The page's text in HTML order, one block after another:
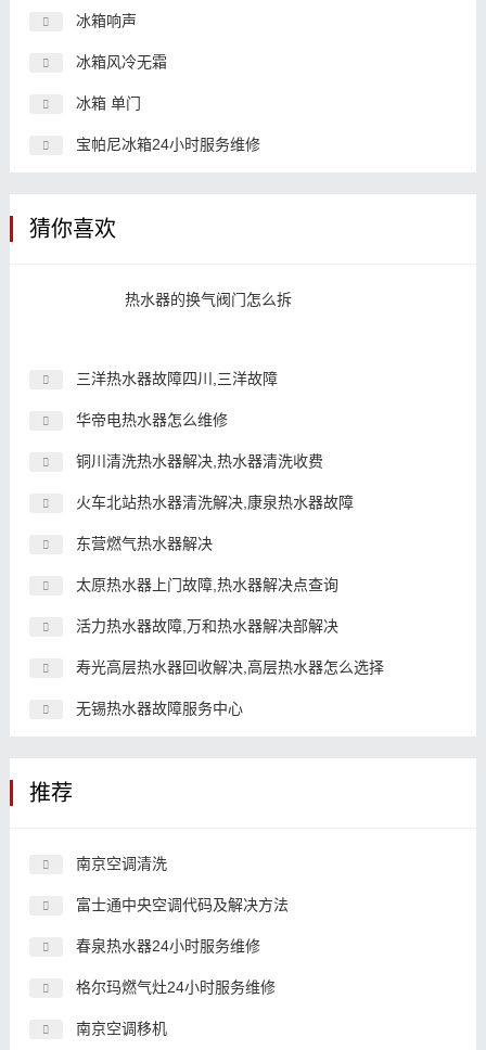
冰箱响声
冰箱风冷无霜
冰箱 单门
宝帕尼冰箱24小时服务维修
猜你喜欢
热水器的换气阀门怎么拆
三洋热水器故障四川,三洋故障
华帝电热水器怎么维修
铜川清洗热水器解决,热水器清洗收费
火车北站热水器清洗解决,康泉热水器故障
东营燃气热水器解决
太原热水器上门故障,热水器解决点查询
活力热水器故障,万和热水器解决部解决
寿光高层热水器回收解决,高层热水器怎么选择
无锡热水器故障服务中心
推荐
南京空调清洗
富士通中央空调代码及解决方法
春泉热水器24小时服务维修
格尔玛燃气灶24小时服务维修
南京空调移机